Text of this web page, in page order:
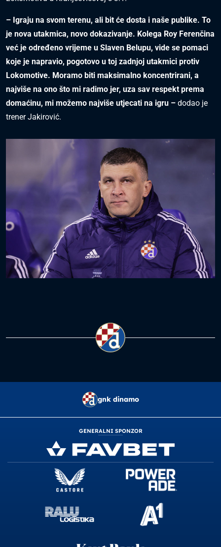
– Igraju na svom terenu, ali bit će dosta i naše publike. To
je nova utakmica, novo dokazivanje. Kolega Roy Ferenčina
već je određeno vrijeme u Slaven Belupu, vide se pomaci
koje je napravio, pogotovo u toj zadnjoj utakmici protiv
Lokomotive. Moramo biti maksimalno koncentrirani, a
najviše na ono što mi radimo jer, uza sav respekt prema
domaćinu, mi možemo najviše utjecati na igru – dodao je
trener Jakirović.
gnk dinamo
GENERALNI SPONZOR